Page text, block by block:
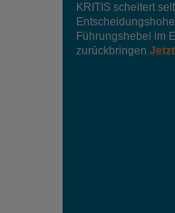
KRITIS scheitert
Führungshebel im
zurückbringen.